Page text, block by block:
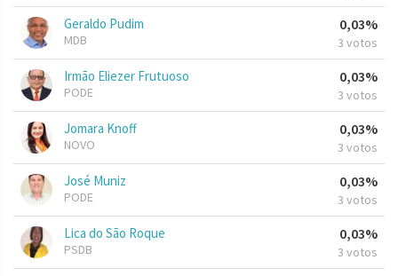
Geraldo Pudim
MDB
0,03%
3 votos
Irmão Eliezer Frutuoso
PODE
0,03%
3 votos
Jomara Knoff
NOVO
0,03%
3 votos
José Muniz
PODE
0,03%
3 votos
Lica do São Roque
PSDB
0,03%
3 votos